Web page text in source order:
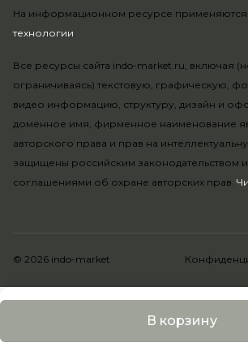
В корзину
На информационном ресурсе применяются
технологии.
Все ресурсы сайта indo-market.ru, включая
ограничиваясь) текстовую, графическую,
видео информацию, структуру, дизайн и
доменное имя, фирменное наименование
авторского права и прав на
защищены российским законодательством
соглашениями об охране авторских прав.
© 2026 indo-market